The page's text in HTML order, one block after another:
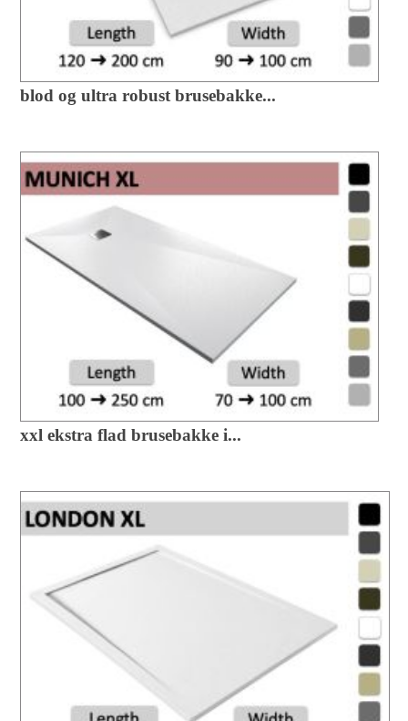
blod og ultra robust brusebakke...
xxl ekstra flad brusebakke i...